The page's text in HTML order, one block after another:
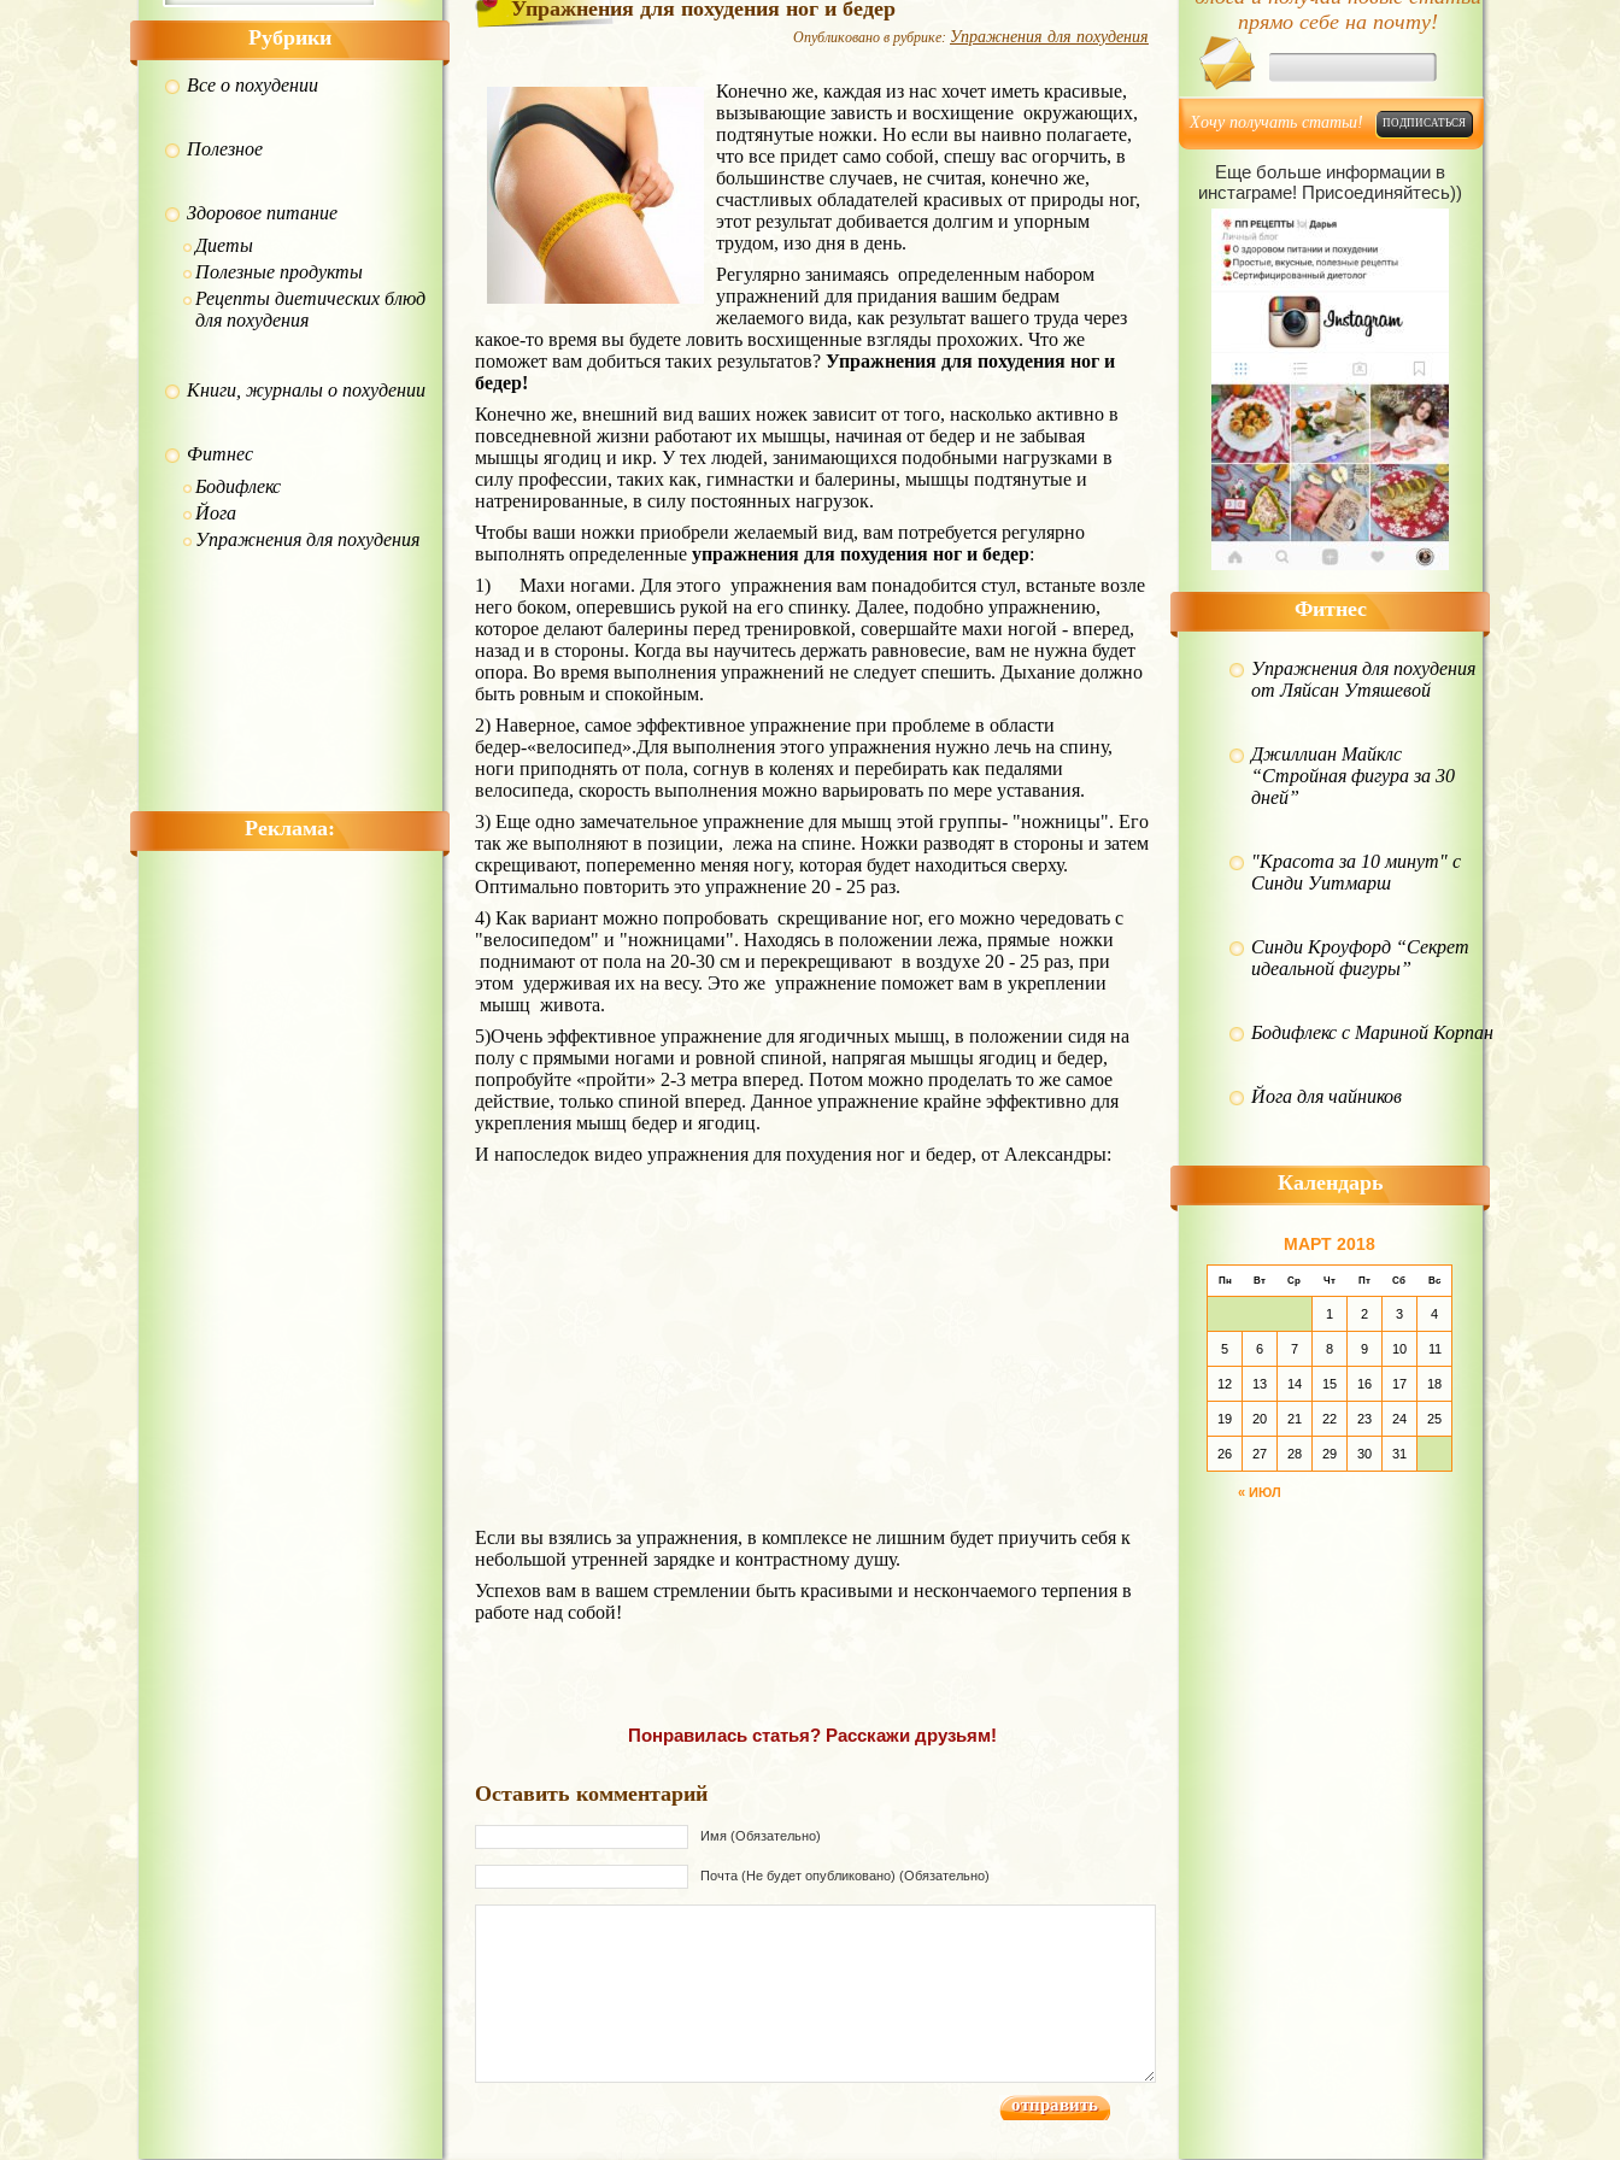
Рубрики
Все о похудении
Полезное
Здоровое питание
Диеты
Полезные продукты
Рецепты диетических блюд
для похудения
Книги, журналы о похудении
Фитнес
Бодифлекс
Йога
Упражнения для похудения
Реклама:
Упражнения для похудения ног и бедер
Опубликовано в рубрике: Упражнения для похудения
Конечно же, каждая из нас хочет иметь красивые,
вызывающие зависть и восхищение окружающих,
подтянутые ножки. Но если вы наивно полагаете,
что все придет само собой, спешу вас огорчить, в
большинстве случаев, не считая, конечно же,
счастливых обладателей красивых от природы ног,
этот результат добивается долгим и упорным
трудом, изо дня в день.
Регулярно занимаясь определенным набором
упражнений для придания вашим бедрам
желаемого вида, как результат вашего труда через
какое-то время вы будете ловить восхищенные взгляды прохожих. Что же
поможет вам добиться таких результатов? Упражнения для похудения ног и
бедер!
Конечно же, внешний вид ваших ножек зависит от того, насколько активно в
повседневной жизни работают их мышцы, начиная от бедер и не забывая
мышцы ягодиц и икр. У тех людей, занимающихся подобными нагрузками в
силу профессии, таких как, гимнастки и балерины, мышцы подтянутые и
натренированные, в силу постоянных нагрузок.
Чтобы ваши ножки приобрели желаемый вид, вам потребуется регулярно
выполнять определенные упражнения для похудения ног и бедер:
1) Махи ногами. Для этого упражнения вам понадобится стул, встаньте возле
него боком, оперевшись рукой на его спинку. Далее, подобно упражнению,
которое делают балерины перед тренировкой, совершайте махи ногой - вперед,
назад и в стороны. Когда вы научитесь держать равновесие, вам не нужна будет
опора. Во время выполнения упражнений не следует спешить. Дыхание должно
быть ровным и спокойным.
2) Наверное, самое эффективное упражнение при проблеме в области
бедер-«велосипед».Для выполнения этого упражнения нужно лечь на спину,
ноги приподнять от пола, согнув в коленях и перебирать как педалями
велосипеда, скорость выполнения можно варьировать по мере уставания.
3) Еще одно замечательное упражнение для мышц этой группы- "ножницы". Его
так же выполняют в позиции, лежа на спине. Ножки разводят в стороны и затем
скрещивают, попеременно меняя ногу, которая будет находиться сверху.
Оптимально повторить это упражнение 20 - 25 раз.
4) Как вариант можно попробовать скрещивание ног, его можно чередовать с
"велосипедом" и "ножницами". Находясь в положении лежа, прямые ножки
поднимают от пола на 20-30 см и перекрещивают в воздухе 20 - 25 раз, при
этом удерживая их на весу. Это же упражнение поможет вам в укреплении
мышц живота.
5)Очень эффективное упражнение для ягодичных мышц, в положении сидя на
полу с прямыми ногами и ровной спиной, напрягая мышцы ягодиц и бедер,
попробуйте «пройти» 2-3 метра вперед. Потом можно проделать то же самое
действие, только спиной вперед. Данное упражнение крайне эффективно для
укрепления мышц бедер и ягодиц.
И напоследок видео упражнения для похудения ног и бедер, от Александры:
Если вы взялись за упражнения, в комплексе не лишним будет приучить себя к
небольшой утренней зарядке и контрастному душу.
Успехов вам в вашем стремлении быть красивыми и нескончаемого терпения в
работе над собой!
Понравилась статья? Расскажи друзьям!
Оставить комментарий
Имя (Обязательно)
Почта (Не будет опубликовано) (Обязательно)
прямо себе на почту!
Хочу получать статьи!
Еще больше информации в
инстаграме! Присоединяйтесь))
Фитнес
Упражнения для похудения
от Ляйсан Утяшевой
Джиллиан Майклс
“Стройная фигура за 30
дней”
"Красота за 10 минут" с
Синди Уитмарш
Синди Кроуфорд “Секрет
идеальной фигуры”
Бодифлекс с Мариной Корпан
Йога для чайников
Календарь
МАРТ 2018
Пн Вт Ср Чт Пт Сб Вс
« ИЮЛ
1 2 3 4
5 6 7 8 9 10 11
12 13 14 15 16 17 18
19 20 21 22 23 24 25
26 27 28 29 30 31